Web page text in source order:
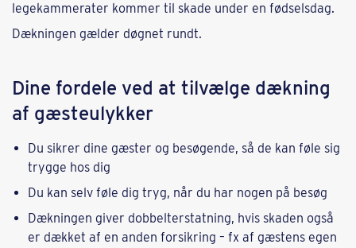
legekammerater kommer til skade under en fødselsdag.
Dækningen gælder døgnet rundt.
Dine fordele ved at tilvælge dækning
af gæsteulykker
Du sikrer dine gæster og besøgende, så de kan føle sig
trygge hos dig
Du kan selv føle dig tryg, når du har nogen på besøg
Dækningen giver dobbelterstatning, hvis skaden også
er dækket af en anden forsikring – fx af gæstens egen